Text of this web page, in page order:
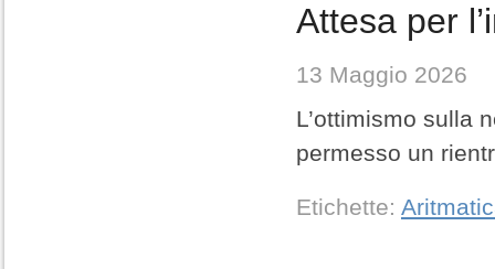
Attesa per
13 Maggio 2026
L’ottimismo sulla
permesso un
Etichette: